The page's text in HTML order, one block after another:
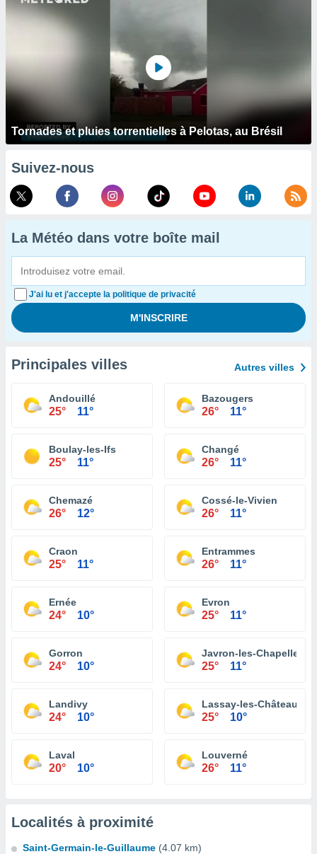
Tornades et pluies torrentielles à Pelotas, au Brésil
Suivez-nous
La Météo dans votre boîte mail
J'ai lu et j'accepte la politique de privacité
Principales villes Autres villes
Andouillé
25° 11°
Bazougers
26° 11°
Boulay-les-Ifs
25° 11°
Changé
26° 11°
Chemazé
26° 12°
Cossé-le-Vivien
26° 11°
Craon
25° 11°
Entrammes
26° 11°
Ernée
24° 10°
Evron
25° 11°
Gorron
24° 10°
Javron-les-Chapelles
25° 11°
Landivy
24° 10°
Lassay-les-Châteaux
25° 10°
Laval
20° 10°
Louverné
26° 11°
Localités à proximité
Saint-Germain-le-Guillaume (4.07 km)